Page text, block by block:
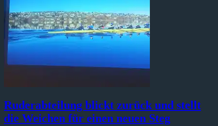
Ruderabteilung blickt zurück und stellt
die Weichen für einen neuen Steg